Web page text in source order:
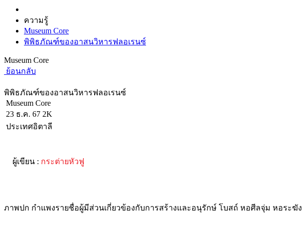
ความรู้
Museum Core
พิพิธภัณฑ์ของอาสนวิหารฟลอเรนซ์
Museum Core
ย้อนกลับ
พิพิธภัณฑ์ของอาสนวิหารฟลอเรนซ์
Museum Core
23 ธ.ค. 67 2K
ประเทศอิตาลี
ผู้เขียน : กระต่ายหัวฟู
ภาพปก กำแพงรายชื่อผู้มีส่วนเกี่ยวข้องกับการสร้างและอนุรักษ์ โบสถ์ หอศีลจุ่ม หอระฆัง